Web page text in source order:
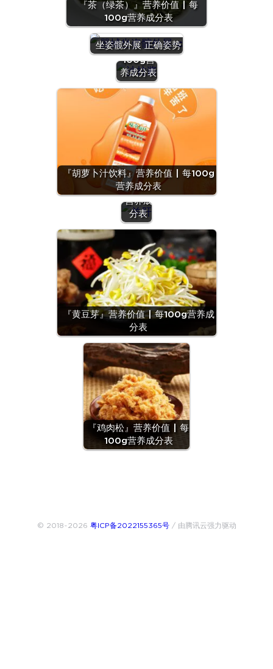
『茶（绿茶）』营养价值 | 每
100g营养成分表
坐姿髋外展 正确姿势
『沙拉
酱』营养
价值 | 每
100g营
养成分表
『胡萝卜汁饮料』营养价值 | 每100g
营养成分表
『羊
肝』营
养价值
| 每
100g
营养成
分表
『黄豆芽』营养价值 | 每100g营养成
分表
『鸡肉松』营养价值 | 每
100g营养成分表
© 2018~2026 粤ICP备2022155365号/ 由腾讯云强力驱动